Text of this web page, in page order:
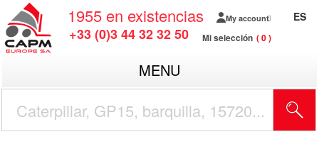
1955 en existencias
+33 (0)3 44 32 32 50
My account
Mi selección 0
ES
MENU